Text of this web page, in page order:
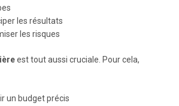
les résultats
les risques
est tout aussi cruciale. Pour cela,
un budget précis